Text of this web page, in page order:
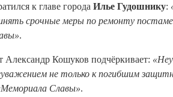
к главе города Илье Гудошнику:
срочные меры по ремонту
.
Кошуков подчёркивает:
не только к погибшим
Славы».